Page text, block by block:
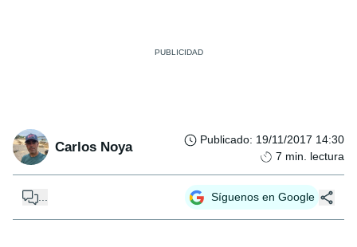
Carlos Noya Publicado: 19/11/2017 14:30
7 min. lectura
... Síguenos en Google